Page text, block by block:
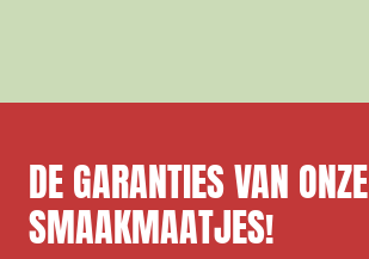
DE GARANTIES VAN ONZE
SMAAKMAATJES!